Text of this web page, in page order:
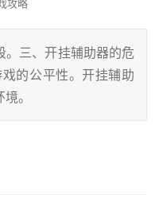
攻略
。三、开挂辅助器的危
的公平性。开挂辅助
。